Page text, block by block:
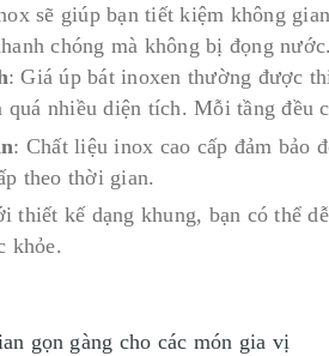
sẽ giúp bạn tiết kiệm không
chóng mà không bị đọng nước.
: Giá úp bát inoxen thường được
quá nhiều diện tích. Mỗi tầng đều
: Chất liệu inox cao cấp đảm bảo
theo thời gian.
thiết kế dạng khung, bạn có thể
khỏe.
gọn gàng cho các món gia vị